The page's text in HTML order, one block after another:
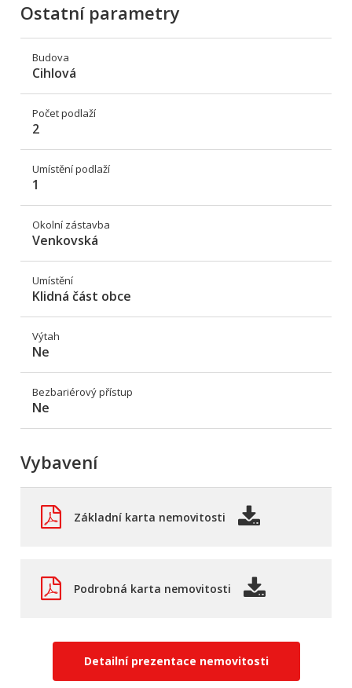
Ostatní parametry
Budova
Cihlová
Počet podlaží
2
Umístění podlaží
1
Okolní zástavba
Venkovská
Umístění
Klidná část obce
Výtah
Ne
Bezbariérový přístup
Ne
Vybavení
Základní karta nemovitosti
Podrobná karta nemovitosti
Detailní prezentace nemovitosti